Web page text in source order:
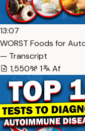
13:07
WORST Foods for
— Transcript
1,550
1 Af